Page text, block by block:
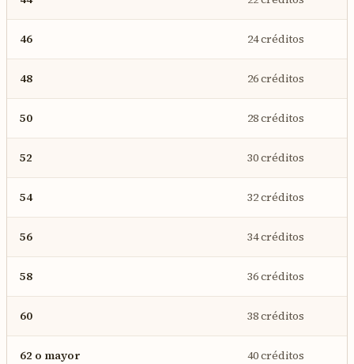
46 24 créditos
48 26 créditos
50 28 créditos
52 30 créditos
54 32 créditos
56 34 créditos
58 36 créditos
60 38 créditos
62 o mayor 40 créditos